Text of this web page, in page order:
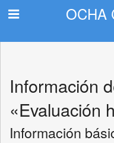
OCHA
Información
«Evaluación
Información